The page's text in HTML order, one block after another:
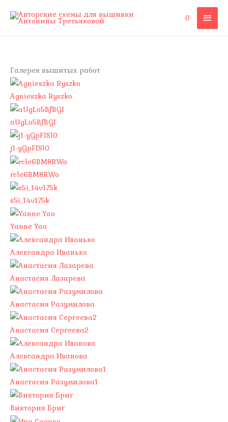
0
Галерея вышитых работ
Agnieszka Ryszko
aUgLo5BfBGI
j1-yGpFISl0
rcle6BM8RWo
s5i_14v175k
Yanne Yao
Александра Иванько
Анастасия Лазарева
Анастасия Разумилова
Анастасия Сергеева2
Александра Иванова
Анастасия Разумилова1
Виктория Бриг